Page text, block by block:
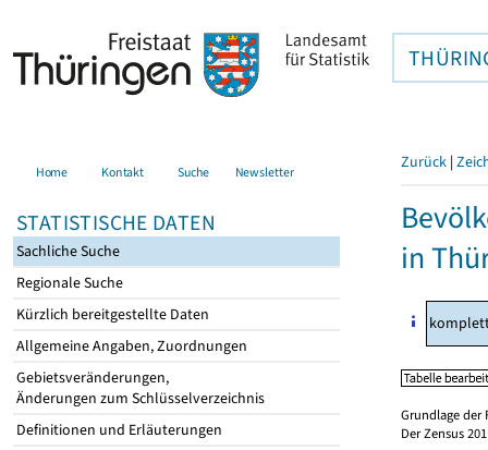
Home Kontakt Suche Newsletter
STATISTISCHE DATEN
Sachliche Suche
Regionale Suche
Kürzlich bereitgestellte Daten
Allgemeine Angaben, Zuordnungen
Gebietsveränderungen,
Änderungen zum Schlüsselverzeichnis
Definitionen und Erläuterungen
Zurück |
in
Grundlage der
Der Zensus